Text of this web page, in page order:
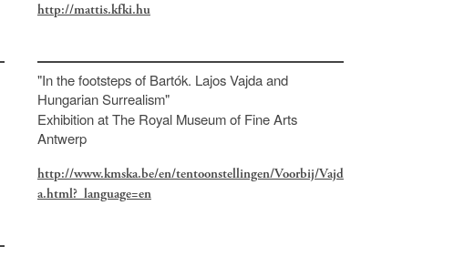
http://mattis.kfki.hu
"In the footsteps of Bartók. Lajos Vajda and
Hungarian Surrealism"
Exhibition at The Royal Museum of Fine Arts
Antwerp
http://www.kmska.be/en/tentoonstellingen/Voorbij/Vajd
a.html?_language=en